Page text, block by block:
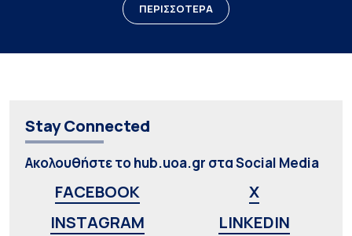
ΠΕΡΙΣΣΟΤΕΡΑ
Stay Connected
Ακολουθήστε το hub.uoa.gr στα Social Media
FACEBOOK
X
INSTAGRAM
LINKEDIN